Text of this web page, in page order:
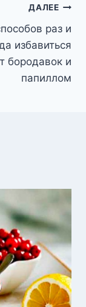
ДАЛЕЕ
раз и
избавиться
бородавок и
папиллом